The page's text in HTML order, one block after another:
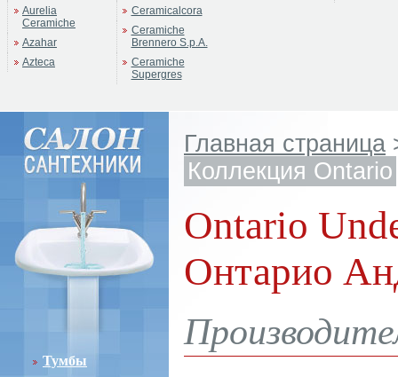
Aurelia
Ceramiche
Azahar
Azteca
Ceramicalcora
Ceramiche
Brennero S.p.A.
Ceramiche
Supergres
Тумбы
Главная страница
Коллекция Ontario
Ontario
Онтарио